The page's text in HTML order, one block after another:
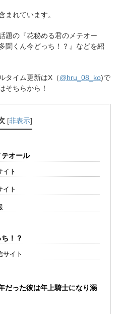
れています。
題の『花秘める君のメテオー
聞くん今どっち！？』などを紹
タイム更新はX（@hru_08_ko)で
そちらから！
[非表示]
オール
イト
イト
！？
サイト
だった彼は年上騎士になり溺